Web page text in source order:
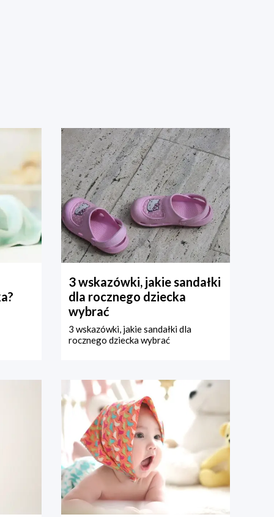
3 wskazówki, jakie sandałki
dla rocznego dziecka
wybrać
3 wskazówki, jakie sandałki dla
rocznego dziecka wybrać